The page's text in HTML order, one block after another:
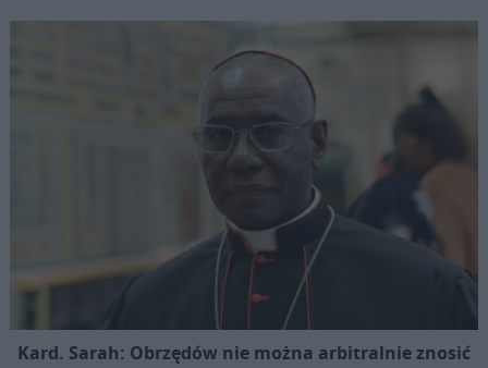
Kard. Sarah: Obrzędów nie można arbitralnie znosić